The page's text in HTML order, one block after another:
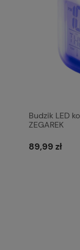
Budzik LED
ZEGAREK
89,99 zł